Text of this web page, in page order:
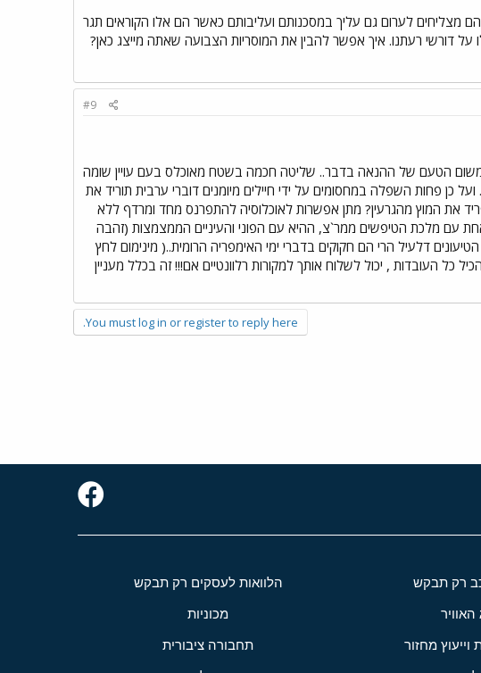
מצליחים לערום גם עליך במסכנותם ועליבותם כאשר הם אלו הקוראים תגר
על דורשי רעתנו. איך אפשר להבין את המוסריות הצבועה שאתה מייצג כאן?
#9
משום הטעם של ההנאה בדבר.. שליטה חכמה בשטח מאוכלס בעם עויין שומה
כן פחות השפלה במחסומים על ידי חיילים מיומנים דוברי ערבית תוריד את
את המוץ מהגרעין? מתן אפשרות לאוכלוסיה להתפרנס מחד ומרדף ללא
עם מלכת הטיפשים ממר`צ, ההיא עם הפוני והעיניים הממצמצות (זהבה
דלעיל הרי הם חקוקים בדברי ימי האימפריה הרומית..( מינימום לחץ
כל העובדות , יכול לשלוח אותך למקורות רלוונטיים אם!!! זה בכלל מעניין
You must log in or register to reply here.
רק תבקש הלוואות לעסקים רק תבקש
האוויר מכוניות
מחזור תחבורה ציבורית